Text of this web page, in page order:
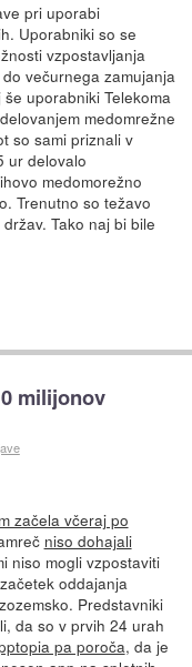
pri uporabi
Uporabniki so se
vzpostavljanja
večurnega zamujanja
uporabniki Telekoma
medomrežne
so sami priznali v
ur delovalo
medomorežno
Trenutno so težavo
Tako naj bi bile
milijonov
začela včeraj po
niso dohajali
niso mogli vzpostaviti
oddajanja
Predstavniki
da so v prvih 24 urah
pa poroča, da je